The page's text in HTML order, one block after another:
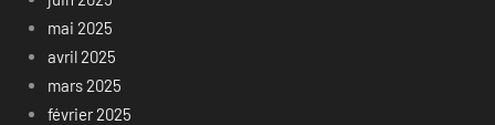
mai 2025
avril 2025
mars 2025
février 2025